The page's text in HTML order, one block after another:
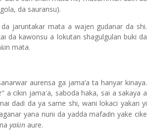
da sauransu).
jaruntakar mata a wajen gudanar da shi.
da kawonsu a lokutan shagulgulan buki da
ƙin mata.
aurensa ga jama’a ta hanyar kinaya.
" a cikin jama'a, saboda haka, sai a sakaya a
daɗi da ya same shi, wani lokaci yakan yi
yana nuni da yadda mafaɗin yake cike
yaƙin aure.